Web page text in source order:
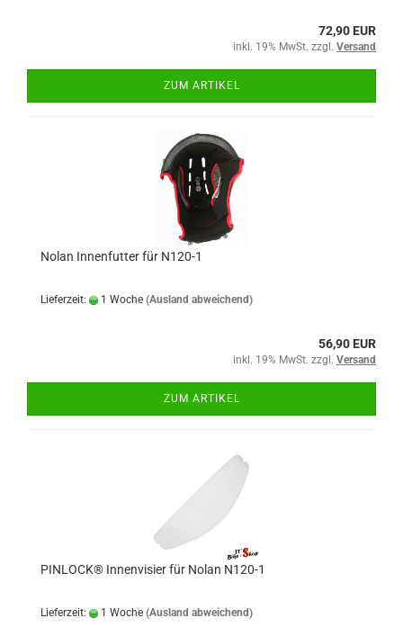
72,90 EUR
inkl. 19% MwSt. zzgl. Versand
ZUM ARTIKEL
Nolan Innenfutter für N120-1
Lieferzeit: 1 Woche (Ausland abweichend)
56,90 EUR
inkl. 19% MwSt. zzgl. Versand
ZUM ARTIKEL
PINLOCK® Innenvisier für Nolan N120-1
Lieferzeit: 1 Woche (Ausland abweichend)